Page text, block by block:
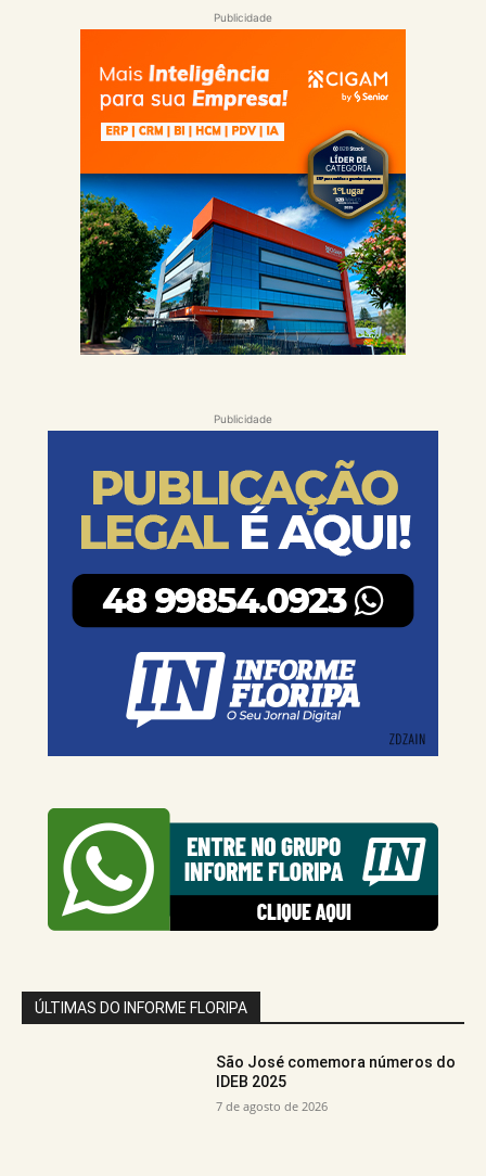
Publicidade
Publicidade
ÚLTIMAS DO INFORME FLORIPA
São José comemora números do
IDEB 2025
7 de agosto de 2026